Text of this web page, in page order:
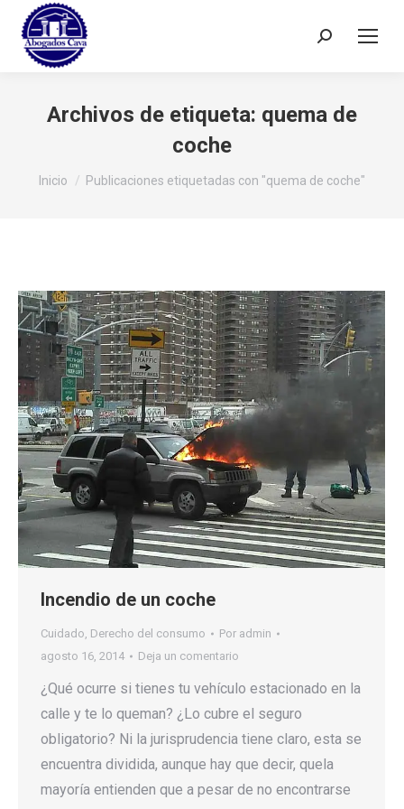
Buscar:
Archivos de etiqueta: quema de
coche
Estás aquí:
Inicio Publicaciones etiquetadas con "quema de coche"
Incendio de un coche
Cuidado, Derecho del consumo Por admin
agosto 16, 2014
Deja un comentario
¿Qué ocurre si tienes tu vehículo estacionado en la
calle y te lo queman? ¿Lo cubre el seguro
obligatorio? Ni la jurisprudencia tiene claro, esta se
encuentra dividida, aunque hay que decir, quela
mayoría entienden que a pesar de no encontrarse